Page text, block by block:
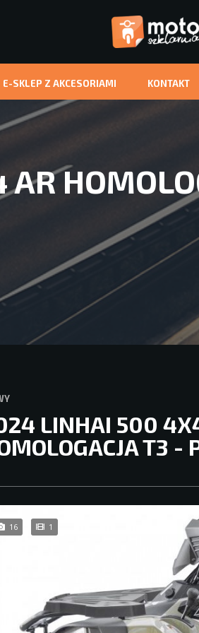
E-SKLEP Z AKCESORIAMI KONTAKT
LINHAI 500
T3 -
16 1